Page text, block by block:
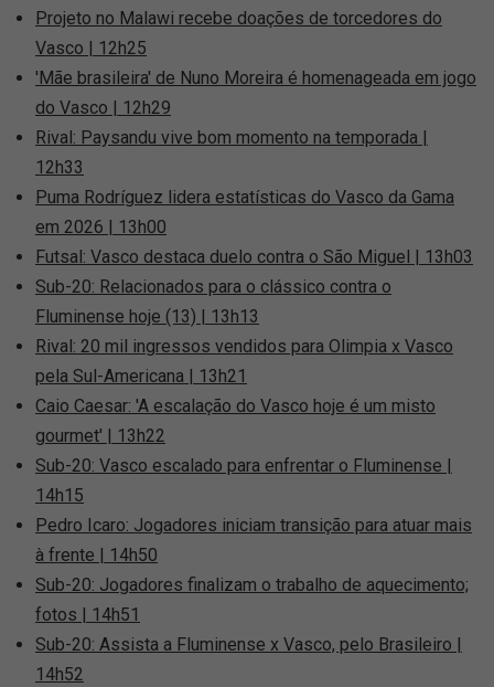
Projeto no Malawi recebe doações de torcedores do
Vasco | 12h25
'Mãe brasileira' de Nuno Moreira é homenageada em jogo
do Vasco | 12h29
Rival: Paysandu vive bom momento na temporada |
12h33
Puma Rodríguez lidera estatísticas do Vasco da Gama
em 2026 | 13h00
Futsal: Vasco destaca duelo contra o São Miguel | 13h03
Sub-20: Relacionados para o clássico contra o
Fluminense hoje (13) | 13h13
Rival: 20 mil ingressos vendidos para Olimpia x Vasco
pela Sul-Americana | 13h21
Caio Caesar: 'A escalação do Vasco hoje é um misto
gourmet' | 13h22
Sub-20: Vasco escalado para enfrentar o Fluminense |
14h15
Pedro Icaro: Jogadores iniciam transição para atuar mais
à frente | 14h50
Sub-20: Jogadores finalizam o trabalho de aquecimento;
fotos | 14h51
Sub-20: Assista a Fluminense x Vasco, pelo Brasileiro |
14h52